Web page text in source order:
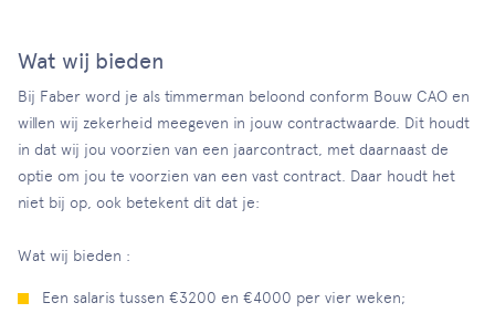
Wat wij bieden
Bij Faber word je als timmerman beloond conform Bouw CAO en
willen wij zekerheid meegeven in jouw contractwaarde. Dit houdt
in dat wij jou voorzien van een jaarcontract, met daarnaast de
optie om jou te voorzien van een vast contract. Daar houdt het
niet bij op, ook betekent dit dat je:
Wat wij bieden :
Een salaris tussen €3200 en €4000 per vier weken;